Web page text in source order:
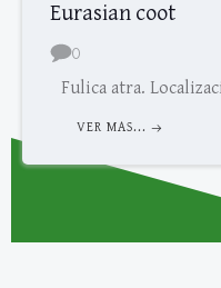
Eurasian coot
0
Fulica atra.
VER MAS...